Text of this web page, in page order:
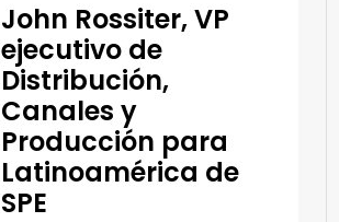
John Rossiter, VP
ejecutivo de
Distribución,
Canales y
Producción para
Latinoamérica de
SPE